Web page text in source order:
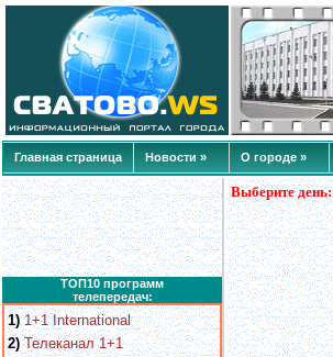
Главная страница Новости » О городе »
ТОП10 программ
телепередач:
1) 1+1 International
2) Телеканал 1+1
Выберите день: